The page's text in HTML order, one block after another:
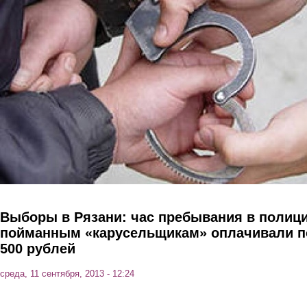
Перейти к основному содержанию
Выборы в Рязани: час пребывания в
пойманным «карусельщикам» оплачивали
500 рублей
среда, 11 сентября, 2013 - 12:24